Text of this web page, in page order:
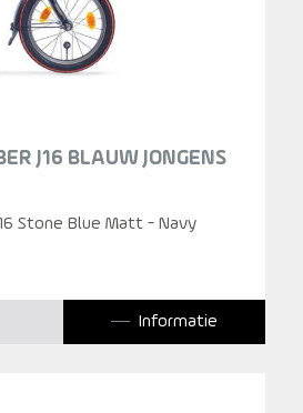
J16 BLAUW JONGENS
Stone Blue Matt - Navy
Informatie